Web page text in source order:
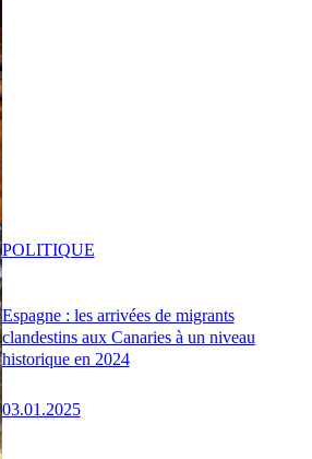
Espagne : les arrivées de migrants
clandestins aux Canaries à un niveau
historique en 2024
03.01.2025
POLITIQUE